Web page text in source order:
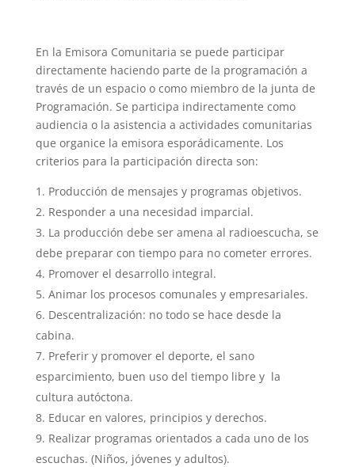
En la Emisora Comunitaria se puede participar
directamente haciendo parte de la programación a
través de un espacio o como miembro de la junta de
Programación. Se participa indirectamente como
audiencia o la asistencia a actividades comunitarias
que organice la emisora esporádicamente. Los
criterios para la participación directa son:
Producción de mensajes y programas objetivos.
Responder a una necesidad imparcial.
La producción debe ser amena al radioescucha, se
debe preparar con tiempo para no cometer errores.
Promover el desarrollo integral.
Animar los procesos comunales y empresariales.
Descentralización: no todo se hace desde la
cabina.
Preferir y promover el deporte, el sano
esparcimiento, buen uso del tiempo libre y la
cultura autóctona.
Educar en valores, principios y derechos.
Realizar programas orientados a cada uno de los
escuchas. (Niños, jóvenes y adultos).